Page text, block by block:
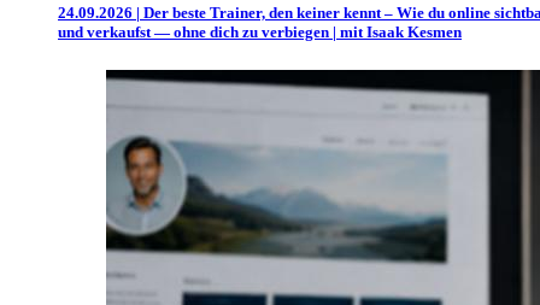
24.09.2026 | Der beste Trainer, den keiner kennt – Wie du online
und verkaufst — ohne dich zu verbiegen | mit Isaak Kesmen